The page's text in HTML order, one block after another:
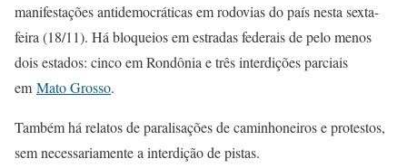
manifestações antidemocráticas em rodovias do país nesta sexta-
feira (18/11). Há bloqueios em estradas federais de pelo menos
dois estados: cinco em Rondônia e três interdições parciais
em Mato Grosso.
Também há relatos de paralisações de caminhoneiros e protestos,
sem necessariamente a interdição de pistas.